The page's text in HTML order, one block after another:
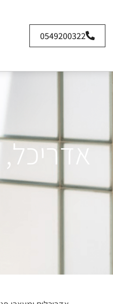
0549200322